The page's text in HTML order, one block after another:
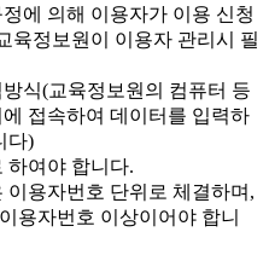
에 의해 이용자가 이용 신청
육정보원이 이용자 관리시 필
식(교육정보원의 컴퓨터 등
접속하여 데이터를 입력하
다)
하여야 합니다.
용자번호 단위로 체결하며,
용자번호 이상이어야 합니